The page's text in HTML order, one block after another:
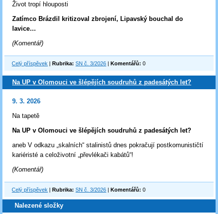
Život tropí hlouposti
Zatímco Brázdil kritizoval zbrojení, Lipavský bouchal do
lavice…
(Komentář)
Celý příspěvek Rubrika: SN č. 3/2026 Komentářů: 0
Na UP v Olomouci ve šlépějích soudruhů z padesátých let?
9. 3. 2026
Na tapetě
Na UP v Olomouci ve šlépějích soudruhů z padesátých let?
aneb V odkazu „skalních“ stalinistů dnes pokračují postkomunističtí
kariéristé a celoživotní „převlékači kabátů“!
(Komentář)
Celý příspěvek |Rubrika: SN č. 3/2026 |Komentářů: 0
Nalezené složky